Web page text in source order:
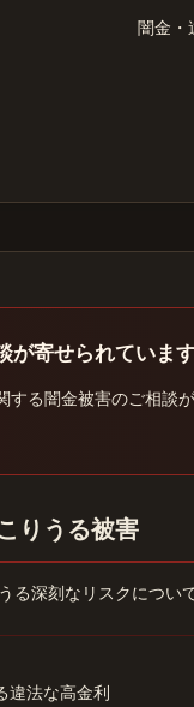
闇金・
が寄せられていま
する闇金被害のご相談
りうる被害
る深刻なリスクについ
違法な高金利